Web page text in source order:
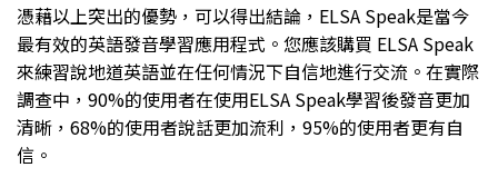
憑藉以上突出的優勢，可以得出結論，ELSA Speak是當今
最有效的英語發音學習應用程式。您應該購買 ELSA Speak
來練習說地道英語並在任何情況下自信地進行交流。在實際
調查中，90%的使用者在使用ELSA Speak學習後發音更加
清晰，68%的使用者說話更加流利，95%的使用者更有自
信。